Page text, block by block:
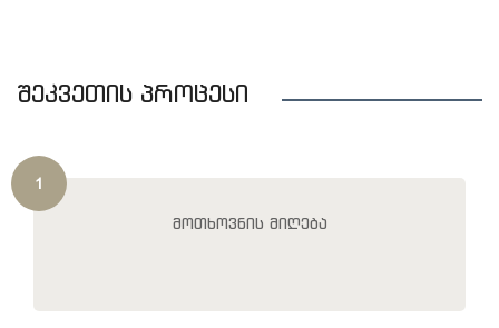
შეკვეთის პროცესი
1
მოთხოვნის მიღება